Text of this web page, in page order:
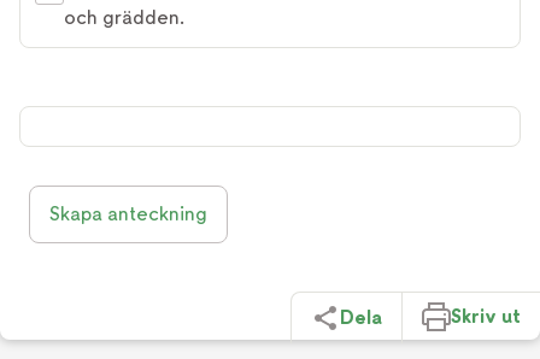
och grädden.
Skapa anteckning
Dela Skriv ut